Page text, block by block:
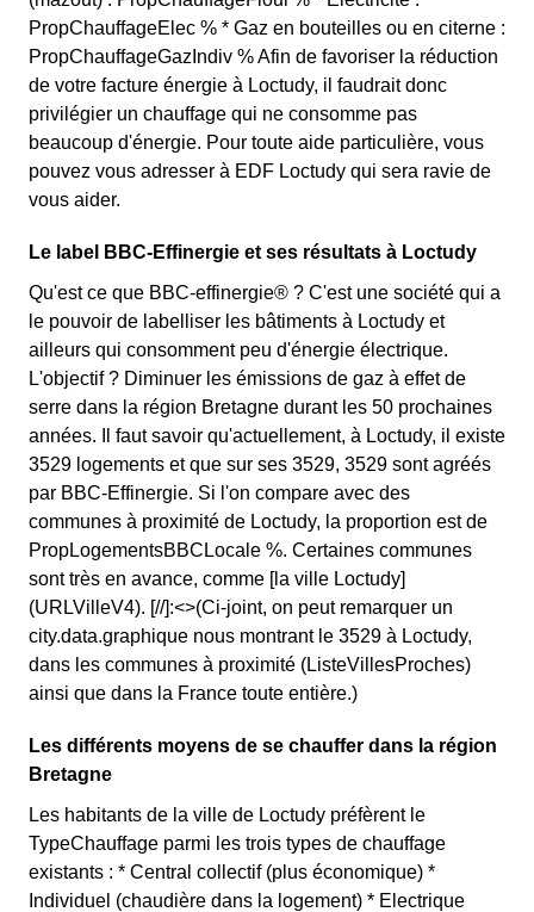
PropChauffageElec % * Gaz en bouteilles ou en citerne :
PropChauffageGazIndiv % Afin de favoriser la réduction
de votre facture énergie à Loctudy, il faudrait donc
privilégier un chauffage qui ne consomme pas
beaucoup d'énergie. Pour toute aide particulière, vous
pouvez vous adresser à EDF Loctudy qui sera ravie de
vous aider.
Le label BBC-Effinergie et ses résultats à Loctudy
Qu'est ce que BBC-effinergie® ? C'est une société qui a
le pouvoir de labelliser les bâtiments à Loctudy et
ailleurs qui consomment peu d'énergie électrique.
L'objectif ? Diminuer les émissions de gaz à effet de
serre dans la région Bretagne durant les 50 prochaines
années. Il faut savoir qu'actuellement, à Loctudy, il existe
3529 logements et que sur ses 3529, 3529 sont agréés
par BBC-Effinergie. Si l'on compare avec des
communes à proximité de Loctudy, la proportion est de
PropLogementsBBCLocale %. Certaines communes
sont très en avance, comme [la ville Loctudy]
(URLVilleV4). [//]:<>(Ci-joint, on peut remarquer un
city.data.graphique nous montrant le 3529 à Loctudy,
dans les communes à proximité (ListeVillesProches)
ainsi que dans la France toute entière.)
Les différents moyens de se chauffer dans la région
Bretagne
Les habitants de la ville de Loctudy préfèrent le
TypeChauffage parmi les trois types de chauffage
existants : * Central collectif (plus économique) *
Individuel (chaudière dans la logement) * Electrique